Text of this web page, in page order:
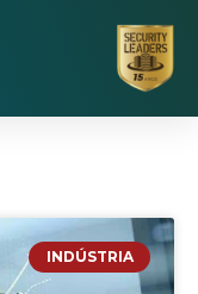
INDÚSTRIA